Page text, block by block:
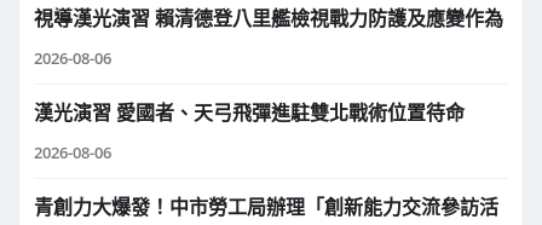
視導漢光演習 賴清德登八里艦檢視戰力防護及應變作為
2026-08-06
漢光演習 愛國者、天弓飛彈進駐雙北戰術位置待命
2026-08-06
青創力大爆發！中市勞工局辦理「創新能力交流參訪活